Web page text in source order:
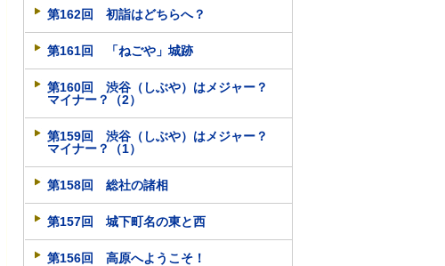
第162回 初詣はどちらへ？
第161回 「ねごや」城跡
第160回 渋谷（しぶや）はメジャー？
マイナー？（2）
第159回 渋谷（しぶや）はメジャー？
マイナー？（1）
第158回 総社の諸相
第157回 城下町名の東と西
第156回 高原へようこそ！